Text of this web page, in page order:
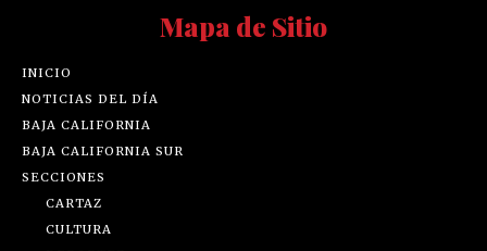
Mapa de Sitio
INICIO
NOTICIAS DEL DÍA
BAJA CALIFORNIA
BAJA CALIFORNIA SUR
SECCIONES
CARTAZ
CULTURA